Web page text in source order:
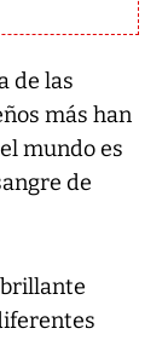
de las
más han
mundo es
de